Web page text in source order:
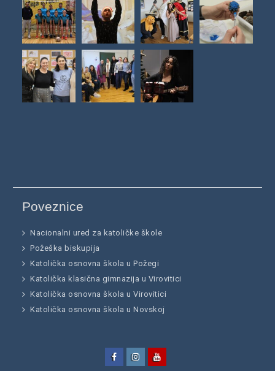
Poveznice
Nacionalni ured za katoličke škole
Požeška biskupija
Katolička osnovna škola u Požegi
Katolička klasična gimnazija u Virovitici
Katolička osnovna škola u Virovitici
Katolička osnovna škola u Novskoj